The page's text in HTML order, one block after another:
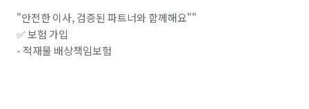
"안전한 이사, 검증된 파트너와 함께해요""
✅ 보험 가입
- 적재물 배상책임보험